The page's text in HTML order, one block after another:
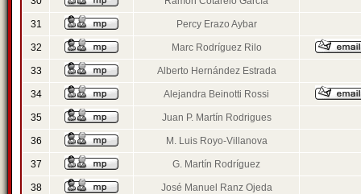
31 Percy Erazo Aybar
32 Marc Rodríguez Rilo
33 Alberto Hernández Estrada
34 Alejandra Beinotti Rossi
35 Juan P. Martín Rodrigues
36 M. Luis Royo-Villanova
37 G. Martín Rodríguez
38 José Manuel Ranz Ojeda